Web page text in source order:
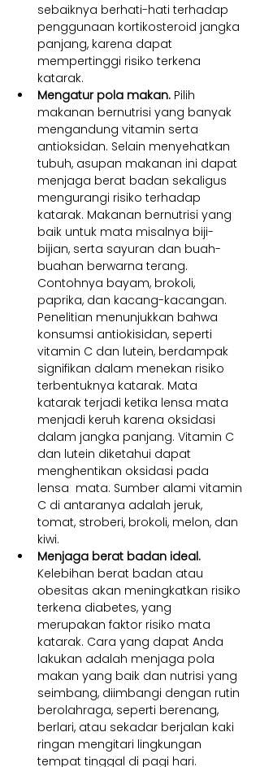
sebaiknya berhati-hati terhadap
penggunaan kortikosteroid jangka
panjang, karena dapat
mempertinggi risiko terkena
katarak.
Mengatur pola makan. Pilih
makanan bernutrisi yang banyak
mengandung vitamin serta
antioksidan. Selain menyehatkan
tubuh, asupan makanan ini dapat
menjaga berat badan sekaligus
mengurangi risiko terhadap
katarak. Makanan bernutrisi yang
baik untuk mata misalnya biji-
bijian, serta sayuran dan buah-
buahan berwarna terang.
Contohnya bayam, brokoli,
paprika, dan kacang-kacangan.
Penelitian menunjukkan bahwa
konsumsi antiokisidan, seperti
vitamin C dan lutein, berdampak
signifikan dalam menekan risiko
terbentuknya katarak. Mata
katarak terjadi ketika lensa mata
menjadi keruh karena oksidasi
dalam jangka panjang. Vitamin C
dan lutein diketahui dapat
menghentikan oksidasi pada
lensa  mata. Sumber alami vitamin
C di antaranya adalah jeruk,
tomat, stroberi, brokoli, melon, dan
kiwi.
Menjaga berat badan ideal.
Kelebihan berat badan atau
obesitas akan meningkatkan risiko
terkena diabetes, yang
merupakan faktor risiko mata
katarak. Cara yang dapat Anda
lakukan adalah menjaga pola
makan yang baik dan nutrisi yang
seimbang, diimbangi dengan rutin
berolahraga, seperti berenang,
berlari, atau sekadar berjalan kaki
ringan mengitari lingkungan
tempat tinggal di pagi hari.